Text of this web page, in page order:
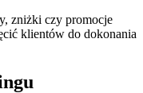
zniżki czy promocje
klientów do dokonania